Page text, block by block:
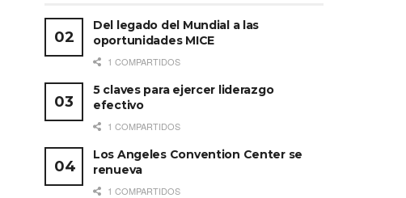
Del legado del Mundial a las
oportunidades MICE
1 COMPARTIDOS
5 claves para ejercer liderazgo
efectivo
1 COMPARTIDOS
Los Angeles Convention Center se
renueva
1 COMPARTIDOS